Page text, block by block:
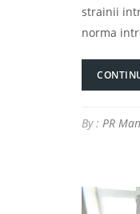
strainii
norma
By : PR